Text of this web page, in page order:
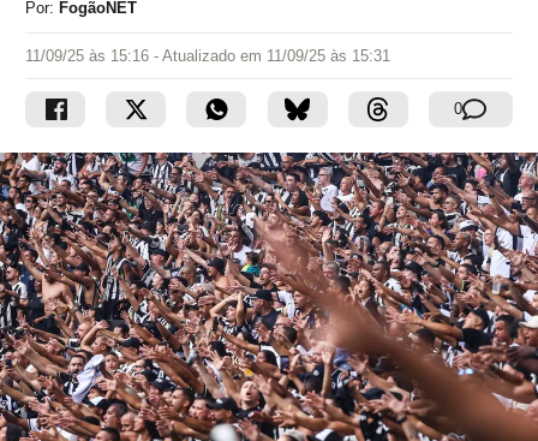
Por: FogãoNET
11/09/25 às 15:16 - Atualizado em 11/09/25 às 15:31
0